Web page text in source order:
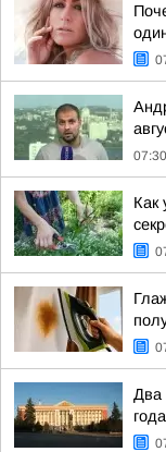
07:30
Как
Два
года